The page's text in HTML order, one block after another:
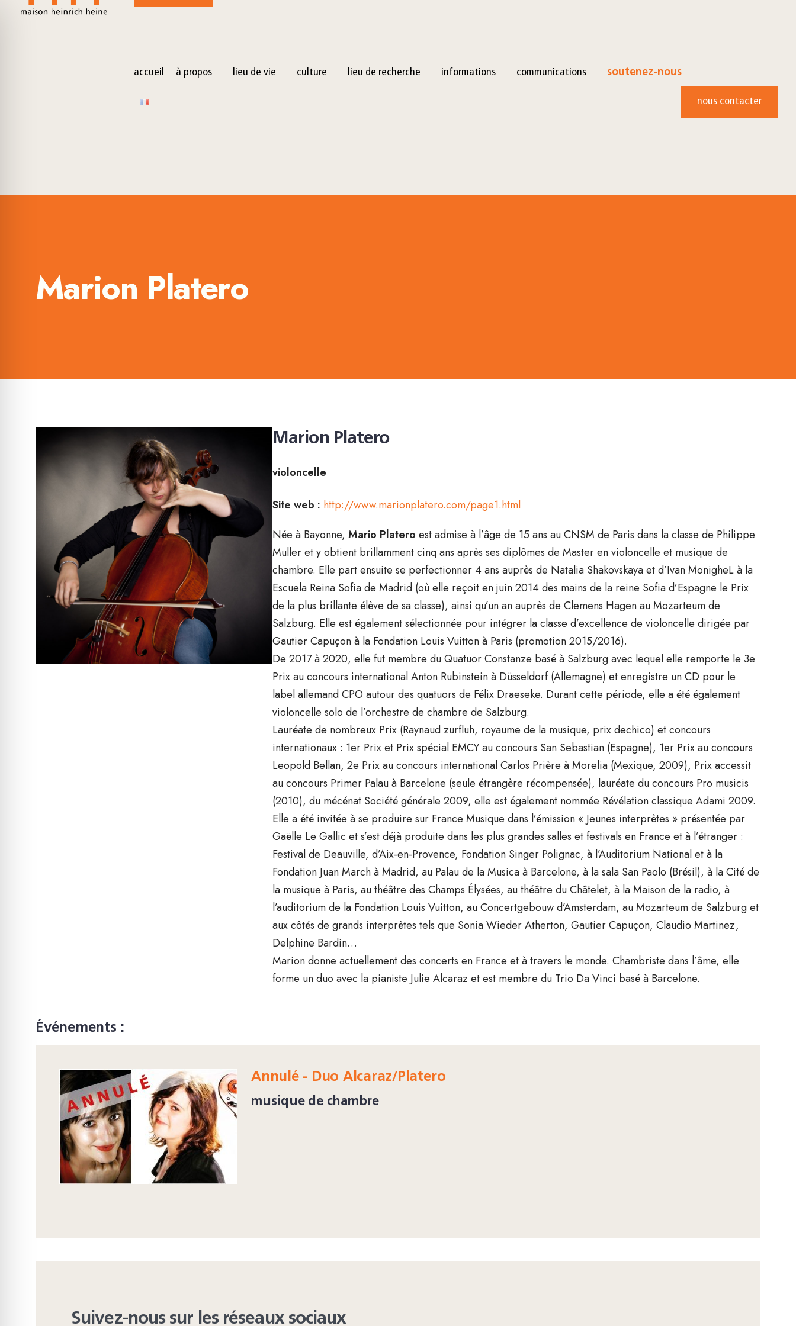
accueil à propos lieu de vie culture lieu de recherche informations communications soutenez-nous
nous contacter
Marion Platero
Marion Platero
violoncelle
Site web : http://www.marionplatero.com/page1.html
Née à Bayonne, Mario Platero est admise à l’âge de 15 ans au CNSM de Paris dans la classe de Philippe
Muller et y obtient brillamment cinq ans après ses diplômes de Master en violoncelle et musique de
chambre. Elle part ensuite se perfectionner 4 ans auprès de Natalia Shakovskaya et d’Ivan MonigheL à la
Escuela Reina Sofia de Madrid (où elle reçoit en juin 2014 des mains de la reine Sofia d’Espagne le Prix
de la plus brillante élève de sa classe), ainsi qu’un an auprès de Clemens Hagen au Mozarteum de
Salzburg. Elle est également sélectionnée pour intégrer la classe d’excellence de violoncelle dirigée par
Gautier Capuçon à la Fondation Louis Vuitton à Paris (promotion 2015/2016).
De 2017 à 2020, elle fut membre du Quatuor Constanze basé à Salzburg avec lequel elle remporte le 3e
Prix au concours international Anton Rubinstein à Düsseldorf (Allemagne) et enregistre un CD pour le
label allemand CPO autour des quatuors de Félix Draeseke. Durant cette période, elle a été également
violoncelle solo de l’orchestre de chambre de Salzburg.
Lauréate de nombreux Prix (Raynaud zurfluh, royaume de la musique, prix dechico) et concours
internationaux : 1er Prix et Prix spécial EMCY au concours San Sebastian (Espagne), 1er Prix au concours
Leopold Bellan, 2e Prix au concours international Carlos Prière à Morelia (Mexique, 2009), Prix accessit
au concours Primer Palau à Barcelone (seule étrangère récompensée), lauréate du concours Pro musicis
(2010), du mécénat Société générale 2009, elle est également nommée Révélation classique Adami 2009.
Elle a été invitée à se produire sur France Musique dans l’émission « Jeunes interprètes » présentée par
Gaëlle Le Gallic et s’est déjà produite dans les plus grandes salles et festivals en France et à l’étranger :
Festival de Deauville, d’Aix-en-Provence, Fondation Singer Polignac, à l’Auditorium National et à la
Fondation Juan March à Madrid, au Palau de la Musica à Barcelone, à la sala San Paolo (Brésil), à la Cité de
la musique à Paris, au théâtre des Champs Élysées, au théâtre du Châtelet, à la Maison de la radio, à
l’auditorium de la Fondation Louis Vuitton, au Concertgebouw d’Amsterdam, au Mozarteum de Salzburg et
aux côtés de grands interprètes tels que Sonia Wieder Atherton, Gautier Capuçon, Claudio Martinez,
Delphine Bardin…
Marion donne actuellement des concerts en France et à travers le monde. Chambriste dans l’âme, elle
forme un duo avec la pianiste Julie Alcaraz et est membre du Trio Da Vinci basé à Barcelone.
Événements :
Annulé - Duo Alcaraz/Platero
musique de chambre
Suivez-nous sur les réseaux sociaux